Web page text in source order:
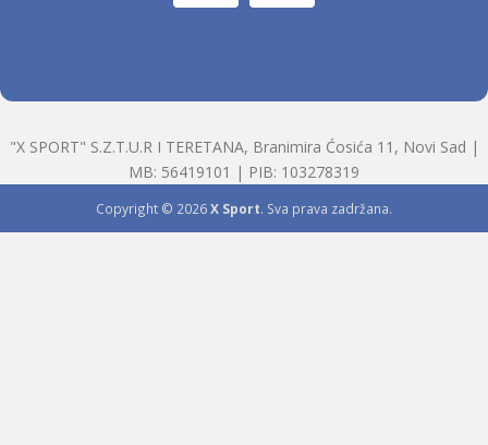
"X SPORT" S.Z.T.U.R I TERETANA, Branimira Ćosića 11, Novi Sad |
MB: 56419101 | PIB: 103278319
Copyright © 2026X Sport. Sva prava zadržana.